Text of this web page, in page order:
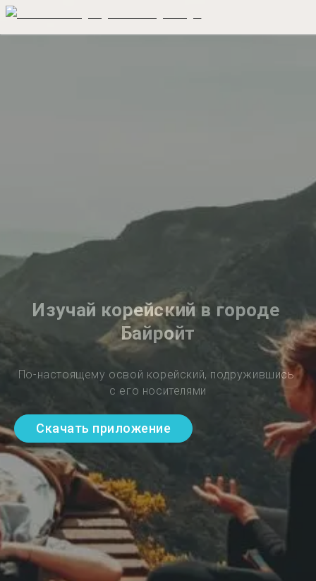
Изучай корейский в городе
Байройт
По-настоящему освой корейский, подружившись
с его носителями
Скачать приложение